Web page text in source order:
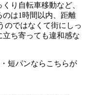
り自転車移動など、
は1時間以内、距離
のではなくて街にしっ
ち寄っても違和感な
短パンならこちらが